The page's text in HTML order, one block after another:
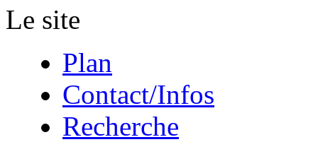
Le site
Plan
Contact/Infos
Recherche